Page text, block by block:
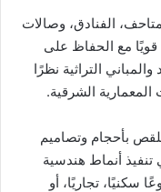
الفنادق، وصالات
مع الحفاظ على
التراثية نظرًا
الشرقية.
بأحجام وتصاميم
تنفيذ أنماط هندسية
تجاريًا، أو